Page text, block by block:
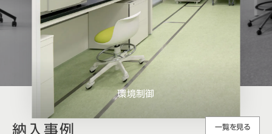
病院検査室
納入事例 一覧を見る